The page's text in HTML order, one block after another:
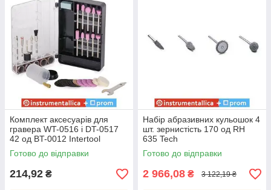
Комплект аксесуарів для
гравера WT-0516 і DT-0517
42 од BT-0012 Intertool
Готово до відправки
214,92 ₴
Набір абразивних кульошок 4
шт. зернистість 170 од RH
635 Tech
Готово до відправки
2 966,08 ₴ 3 122,19 ₴